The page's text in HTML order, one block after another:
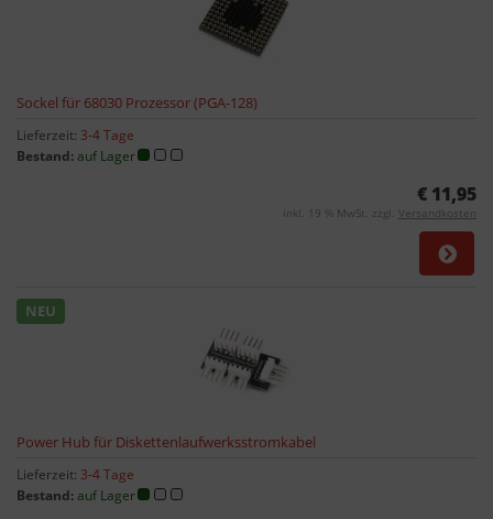
Sockel für 68030 Prozessor (PGA-128)
Lieferzeit: 3-4 Tage
Bestand:auf Lager
€ 11,95
inkl. 19 % MwSt. zzgl. Versandkosten
NEU
Power Hub für Diskettenlaufwerksstromkabel
Lieferzeit: 3-4 Tage
Bestand:auf Lager